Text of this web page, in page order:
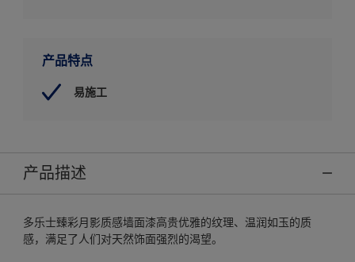
产品特点
易施工
产品描述
多乐士臻彩月影质感墙面漆高贵优雅的纹理、温润如玉的质
感，满足了人们对天然饰面强烈的渴望。